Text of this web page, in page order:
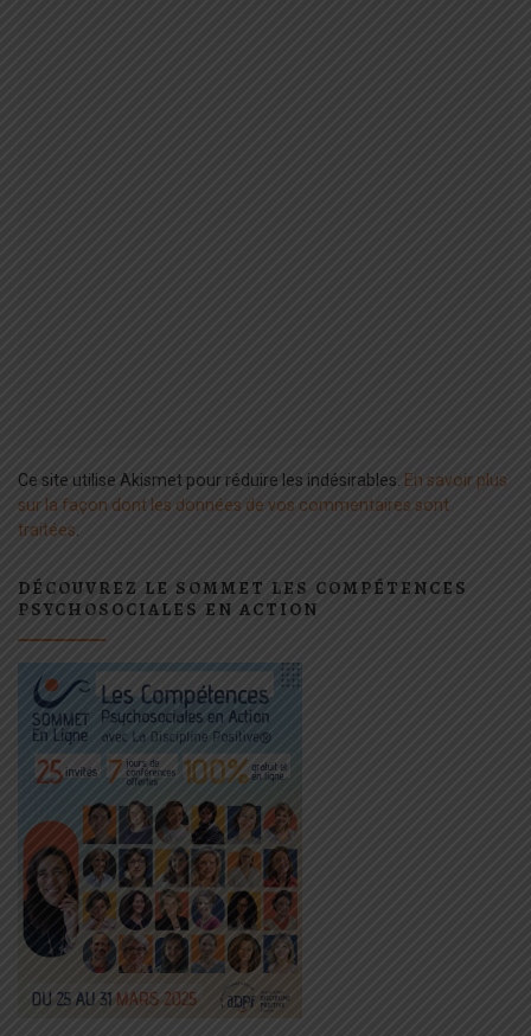
Ce site utilise Akismet pour réduire les indésirables. En savoir plus
sur la façon dont les données de vos commentaires sont
traitées.
DÉCOUVREZ LE SOMMET LES COMPÉTENCES
PSYCHOSOCIALES EN ACTION